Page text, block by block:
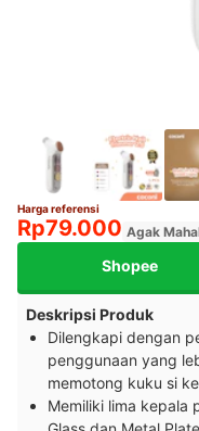
Harga referensi
Rp79.000 Agak
Shopee
Deskripsi Produk
Dilengkapi dengan
penggunaan yang
memotong kuku si
Memiliki lima kepala